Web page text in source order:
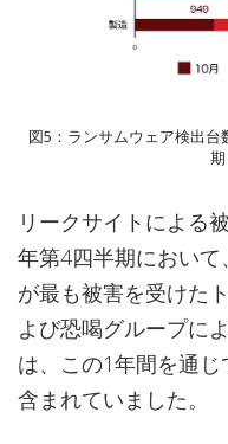
図5：ランサムウェア検出
リークサイトによる
年第4四半期におい
が最も被害を受けた
よび恐喝グループに
は、この1年間を通
含まれていました。